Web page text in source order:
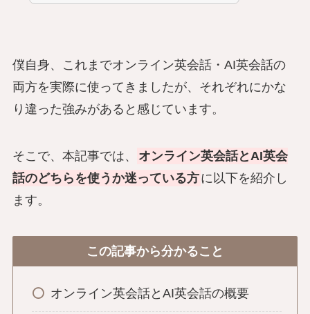
僕自身、これまでオンライン英会話・AI英会話の
両方を実際に使ってきましたが、それぞれにかな
り違った強みがあると感じています。
そこで、本記事では、
オンライン英会話とAI英会
話のどちらを使うか迷っている方に以下を紹介し
ます。
この記事から分かること
オンライン英会話とAI英会話の概要